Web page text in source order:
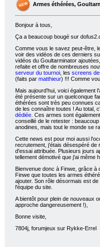
Armes éthérées,
Bonjour à tous,
Ça a beaucoup bougé sur
Comme vous le savez peut-être,
voir des vidéos de ces derniers
vidéos du Goultarminator
refaite et offre de nombreuses
serveur du tournoi, les screens
(faits par matthieur) !!! Comme
Mais aujourd'hui, voici également
été présente sur un quelconque
éthérées sont très peu connues
de les connaître toutes ! Au total,
dédiée. Ces armes sont
conseillé de le retester :
anodines, mais tout le monde se
Cette news est pour moi aussi
recrutement, j'étais désespéré de
d'essai attribuée. Plusieurs jours
tellement démotivé que j'ai même
Bienvenue donc à Finwe, grâce
Finwe que toutes les armes
ajouter. Son rôle désormais est
l'équipe du site.
A bientôt pour plein de nouveaux
approche dangereusement !),
Bonne visite,
7804j, forumjeux sur Rykke-Errel